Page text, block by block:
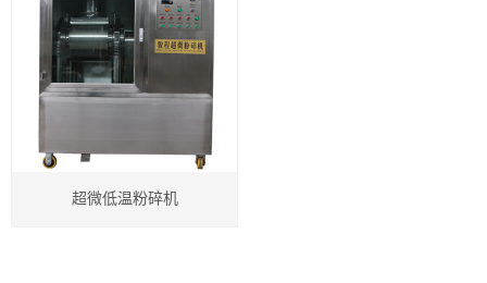
超细粉碎设备
细胞破壁机设备
多功能粉碎机
超微低温粉碎机